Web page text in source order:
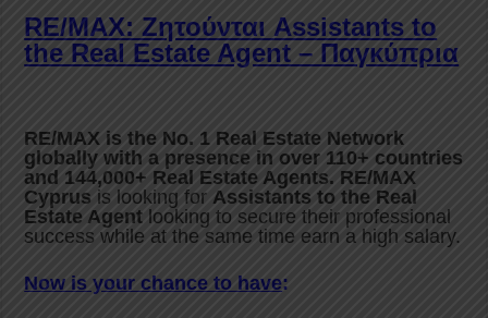
RE/MAX: Ζητούνται Assistants to
the Real Estate Agent – Παγκύπρια
RE/MAX is the No. 1 Real Estate Network
globally with a presence in over 110+ countries
and 144,000+ Real Estate Agents. RE/MAX
Cyprus is looking for Assistants to the Real
Estate Agent looking to secure their professional
success while at the same time earn a high salary.
Now is your chance to have: